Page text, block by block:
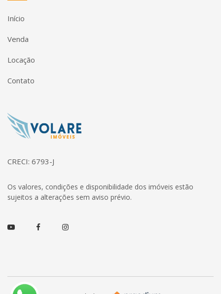
Início
Venda
Locação
Contato
Página inicial
CRECI: 6793-J
Os valores, condições e disponibilidade dos imóveis estão
sujeitos a alterações sem aviso prévio.
Youtube FacebookInstagram